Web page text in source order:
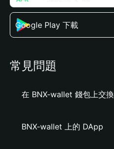
Google Play 下載
常見問題
在 BNX-wallet 錢包上交換
BNX-wallet 上的 DApp